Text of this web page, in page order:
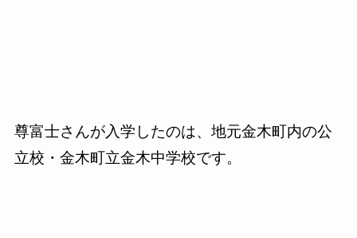
尊富士さんが入学したのは、地元金木町内の公
立校・金木町立金木中学校です。